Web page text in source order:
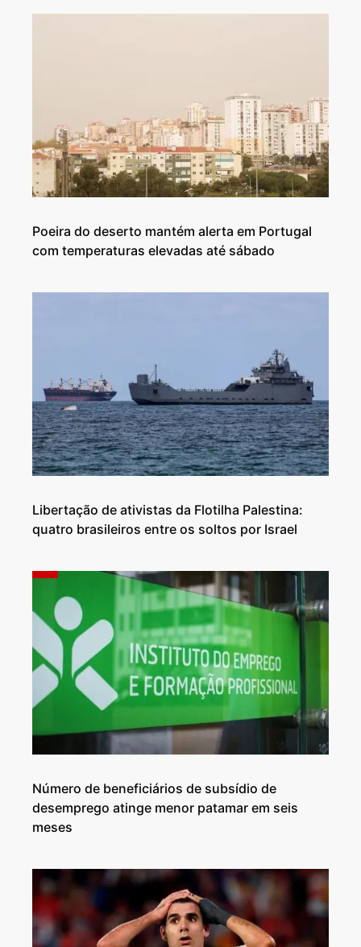
Poeira do deserto mantém alerta em Portugal
com temperaturas elevadas até sábado
Libertação de ativistas da Flotilha Palestina:
quatro brasileiros entre os soltos por Israel
Número de beneficiários de subsídio de
desemprego atinge menor patamar em seis
meses